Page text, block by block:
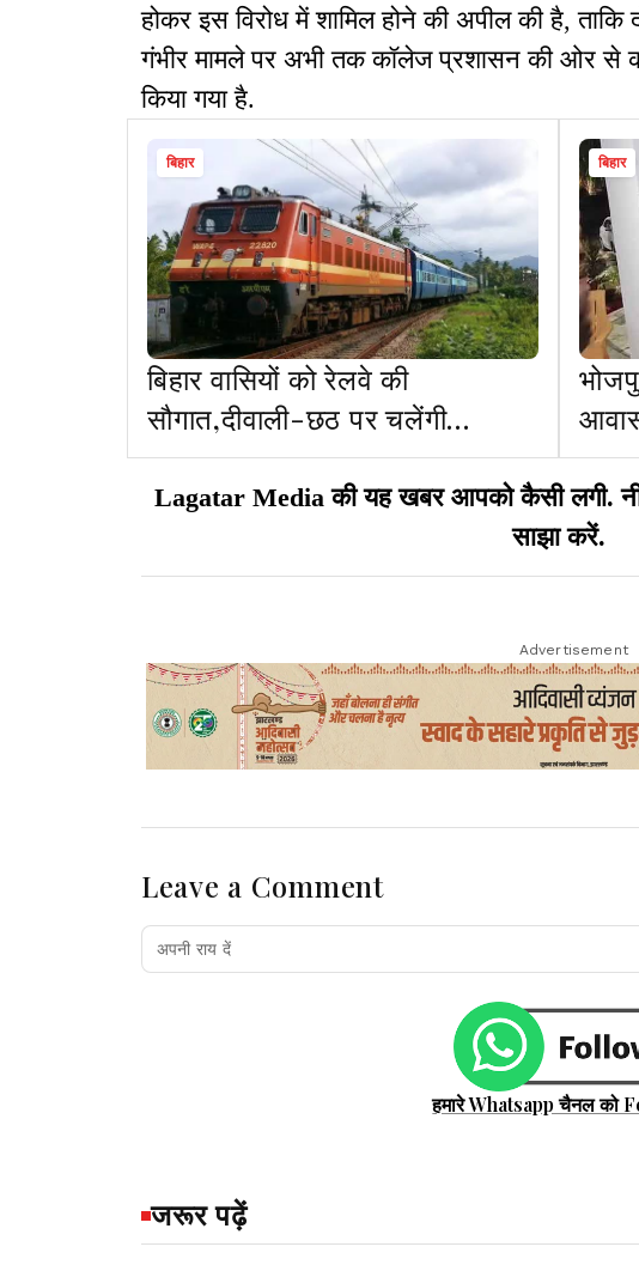
होकर इस विरोध में शामिल होने की अपील की है,
गंभीर मामले पर अभी तक कॉलेज प्रशासन की ओर से
किया गया है.
बिहार
बिहार वासियों को रेलवे की
सौगात,दीवाली-छठ पर चलेंगी
12,000 स्पेशल ट्रेनें
बिहार
Lagatar Media की यह खबर आपको कैसी लगी.
साझा करें.
Advertisement
Leave a Comment
हमारे Whatsapp चैनल को
जरूर पढ़ें